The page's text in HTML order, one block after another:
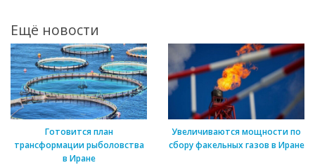
Ещё новости
Готовится план
трансформации рыболовства
в Иране
Увеличиваются мощности по
сбору факельных газов в Иране